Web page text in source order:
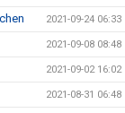
2021-09-24 06:33
2021-09-08 08:48
2021-09-02 16:02
2021-08-31 06:48